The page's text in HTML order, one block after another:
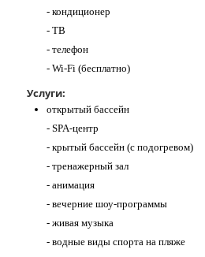
- кондиционер
- ТВ
- телефон
- Wi-Fi (бесплатно)
Услуги:
открытый бассейн
- SPA-центр
- крытый бассейн (с подогревом)
- тренажерный зал
- анимация
- вечерние шоу-программы
- живая музыка
- водные виды спорта на пляже